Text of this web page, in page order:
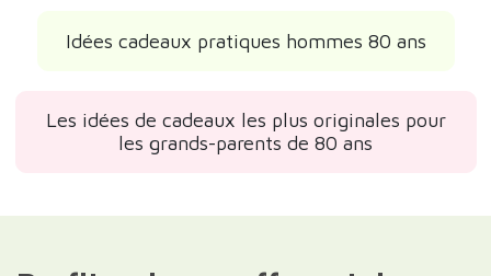
Idées cadeaux pratiques hommes 80 ans
Les idées de cadeaux les plus originales pour
les grands-parents de 80 ans